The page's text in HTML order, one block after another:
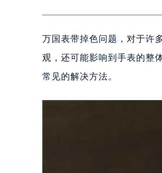
万国表带掉色问题，对于许
观，还可能影响到手表的整
常见的解决方法。